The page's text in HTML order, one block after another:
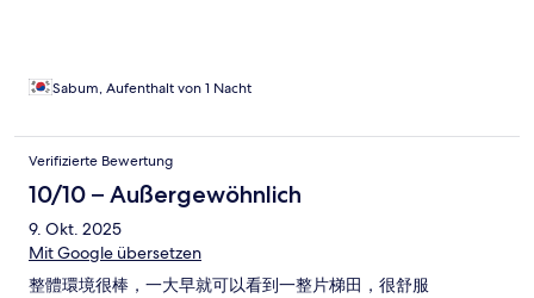
Sabum, Aufenthalt von 1 Nacht
Verifizierte Bewertung
10/10 – Außergewöhnlich
9. Okt. 2025
Mit Google übersetzen
整體環境很棒，一大早就可以看到一整片梯田，很舒服